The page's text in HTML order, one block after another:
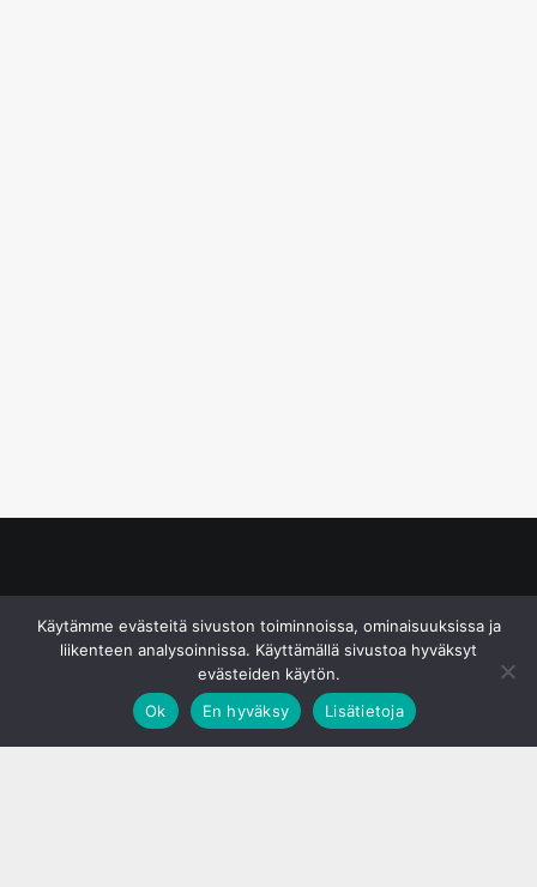
Käytämme evästeitä sivuston toiminnoissa, ominaisuuksissa ja
liikenteen analysoinnissa. Käyttämällä sivustoa hyväksyt
evästeiden käytön.
Ok
En hyväksy Lisätietoja